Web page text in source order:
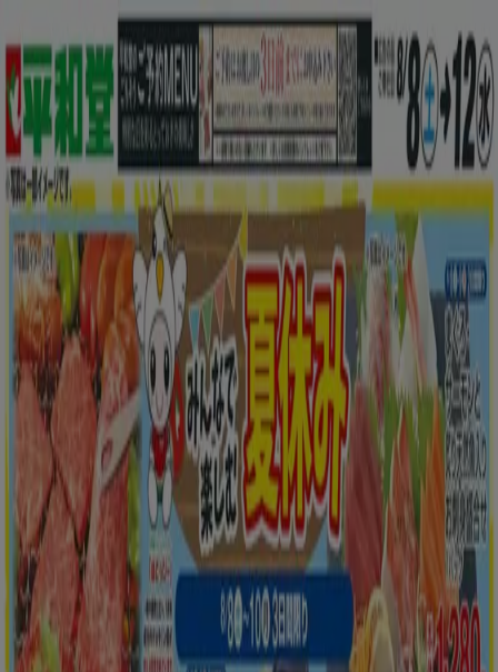
あなたはここにいる：
川崎市
Featuredスーパーマーケット
ホームセンター&
ペット ドラッグストア レストラン
カラオケ & エンター
テイメント スポーツ おもちゃ&子供向け商品
車&モーターバ
イク
広告
スーパーマーケット 川崎市：チラシ、
クーポン、カタログ
川崎市のTiendeo »
スーパーマーケットの川崎市チラシ
新規